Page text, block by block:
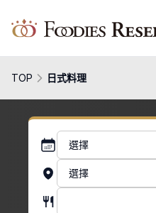
Foodies Reserve
TOP 日式料理
選擇
選擇